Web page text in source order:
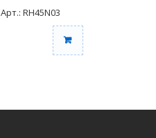
Арт.: RH45N03